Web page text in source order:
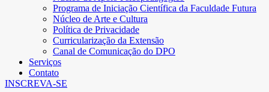
Programa de Iniciação Científica da Faculdade Futura
Núcleo de Arte e Cultura
Política de Privacidade
Curricularização da Extensão
Canal de Comunicação do DPO
Serviços
Contato
INSCREVA-SE